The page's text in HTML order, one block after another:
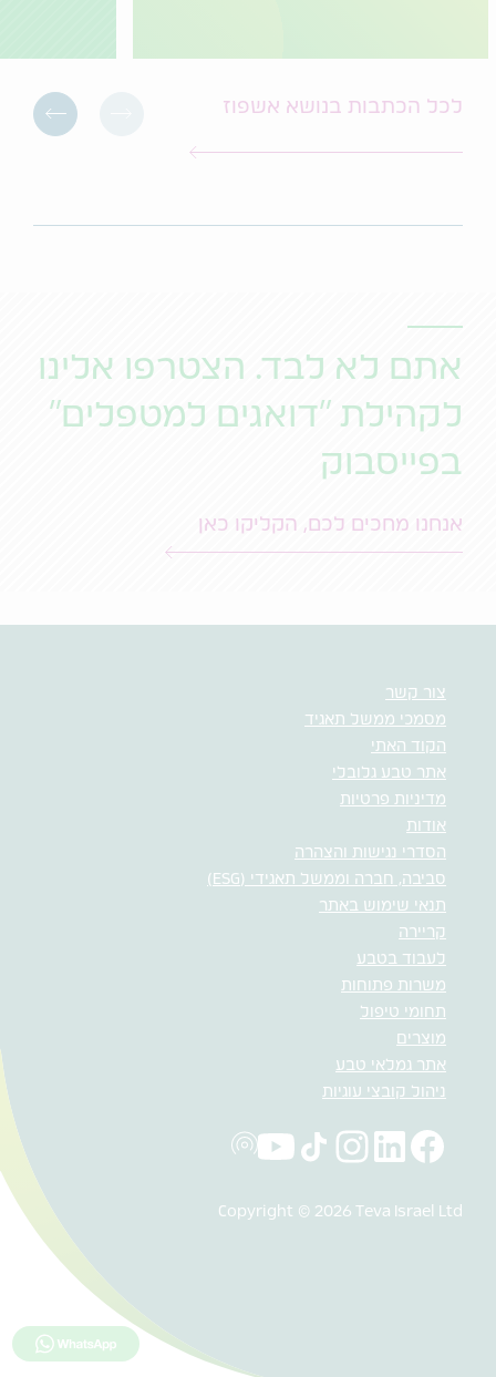
לחץ כאן
לכל הכתבות בנושא אשפוז
אתם לא לבד. הצטרפו אלינו
לקהילת "דואגים למטפלים"
בפייסבוק
אנחנו מחכים לכם, הקליקו כאן
צור קשר
מסמכי ממשל תאגיד
הקוד האתי
אתר טבע גלובלי
מדיניות פרטיות
אודות
הסדרי נגישות והצהרה
סביבה, חברה וממשל תאגידי (ESG)
תנאי שימוש באתר
קריירה
לעבוד בטבע
משרות פתוחות
תחומי טיפול
מוצרים
אתר גמלאי טבע
ניהול קובצי עוגיות
Copyright © 2026 Teva Israel Ltd